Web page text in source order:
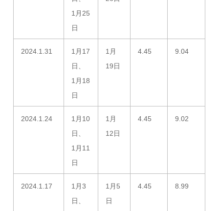
1月25
日
2024.1.31
1月17
日、
1月18
日
1月
19日
4.45 9.04
2024.1.24
1月10
日、
1月11
日
1月
12日
4.45 9.02
2024.1.17
1月3
日、
1月5
日
4.45 8.99